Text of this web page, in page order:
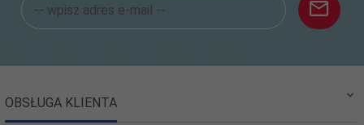
OBSŁUGA KLIENTA